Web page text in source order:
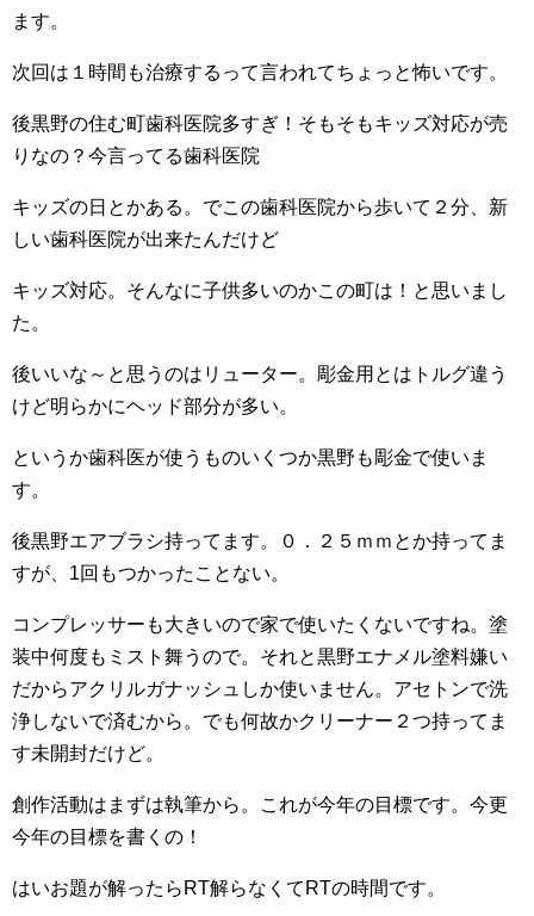
ます。
次回は１時間も治療するって言われてちょっと怖いです。
後黒野の住む町歯科医院多すぎ！そもそもキッズ対応が売
りなの？今言ってる歯科医院
キッズの日とかある。でこの歯科医院から歩いて２分、新
しい歯科医院が出来たんだけど
キッズ対応。そんなに子供多いのかこの町は！と思いまし
た。
後いいな～と思うのはリューター。彫金用とはトルグ違う
けど明らかにヘッド部分が多い。
というか歯科医が使うものいくつか黒野も彫金で使いま
す。
後黒野エアブラシ持ってます。０．２５ｍｍとか持ってま
すが、1回もつかったことない。
コンプレッサーも大きいので家で使いたくないですね。塗
装中何度もミスト舞うので。それと黒野エナメル塗料嫌い
だからアクリルガナッシュしか使いません。アセトンで洗
浄しないで済むから。でも何故かクリーナー２つ持ってま
す未開封だけど。
創作活動はまずは執筆から。これが今年の目標です。今更
今年の目標を書くの！
はいお題が解ったらRT解らなくてRTの時間です。